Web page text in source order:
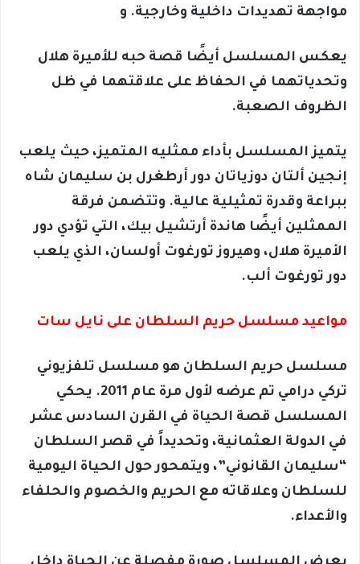
مواجهة تهديدات داخلية وخارجية. و
يعكس المسلسل أيضًا قصة حبه للأميرة هلال
وتحدياتهما في الحفاظ على علاقتهما في ظل
الظروف الصعبة.
يتميز المسلسل بأداء ممثليه المتميز، حيث يلعب
إنجين ألتان دوزياتان دور أرطغرل بن سليمان شاه
ببراعة وقدرة تمثيلية عالية. وتتضمن فرقة
الممثلين أيضًا هاندة أرتشيل بيك، التي تؤدي دور
الأميرة هلال، وهيروز تورغوت أولسان، الذي يلعب
دور تورغوت ألب.
مواعيد مسلسل حريم السلطان على نايل سات
مسلسل حريم السلطان هو مسلسل تلفزيوني
تركي درامي تم عرضه لأول مرة عام 2011. يحكي
المسلسل قصة الحياة في القرن السادس عشر
في الدولة العثمانية، وتحديداً في قصر السلطان
“سليمان القانوني”، ويتمحور حول الحياة اليومية
للسلطان وعلاقاته مع الحريم والخصوم والحلفاء
والأعداء.